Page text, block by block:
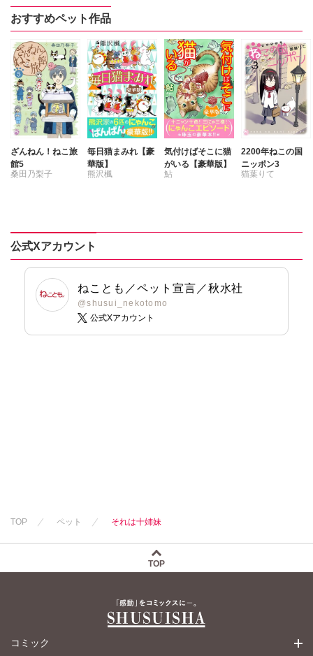
おすすめペット作品
ざんねん！ねこ旅
館5
桑田乃梨子
毎日猫まみれ【豪
華版】
熊沢楓
気付けばそこに猫
がいる【豪華版】
鮎
2200年ねこの国
ニッポン3
猫葉りて
公式Xアカウント
ねことも／ペット宣言／秋水社
@shusui_nekotomo
公式Xアカウント
TOP ペット それは十姉妹
TOP
コミック